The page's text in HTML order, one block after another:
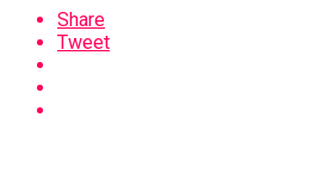
Share
Tweet